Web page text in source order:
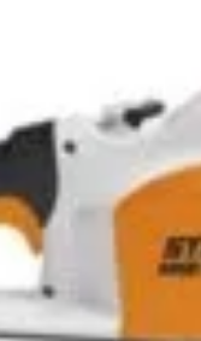
Magazin
Despre noi
Termeni si
Politica de
Conditii
Politica de